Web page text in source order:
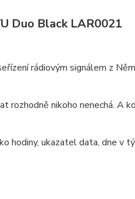
Duo Black LAR0021
rádiovým signálem z
rozhodně nikoho nenechá. A
hodiny, ukazatel data, dne v